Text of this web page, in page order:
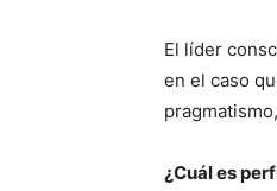
El líder
en el caso
¿Cuál es